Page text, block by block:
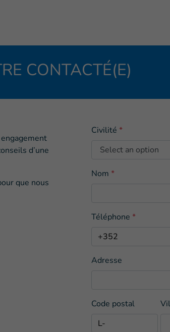
CONTACTÉ(E)
d’une
que nous
Civilité *
Nom *
Téléphone *
Adresse
Code postal